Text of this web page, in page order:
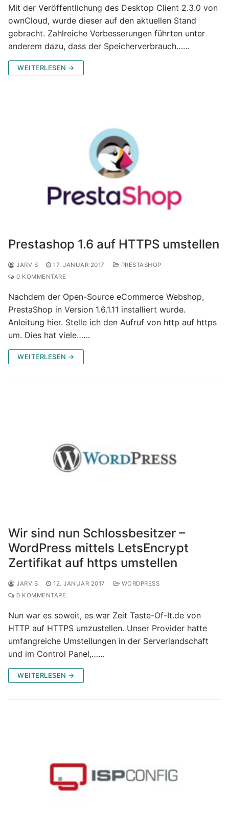
Mit der Veröffentlichung des Desktop Client 2.3.0 von
ownCloud, wurde dieser auf den aktuellen Stand
gebracht. Zahlreiche Verbesserungen führten unter
anderem dazu, dass der Speicherverbrauch……
WEITERLESEN →
Prestashop 1.6 auf HTTPS umstellen
JARVIS 17. JANUAR 2017
PRESTASHOP
0 KOMMENTARE
Nachdem der Open-Source eCommerce Webshop,
PrestaShop in Version 1.6.1.11 installiert wurde.
Anleitung hier. Stelle ich den Aufruf von http auf https
um. Dies hat viele……
WEITERLESEN →
Wir sind nun Schlossbesitzer –
WordPress mittels LetsEncrypt
Zertifikat auf https umstellen
JARVIS 12. JANUAR 2017
WORDPRESS
0 KOMMENTARE
Nun war es soweit, es war Zeit Taste-Of-It.de von
HTTP auf HTTPS umzustellen. Unser Provider hatte
umfangreiche Umstellungen in der Serverlandschaft
und im Control Panel,……
WEITERLESEN →